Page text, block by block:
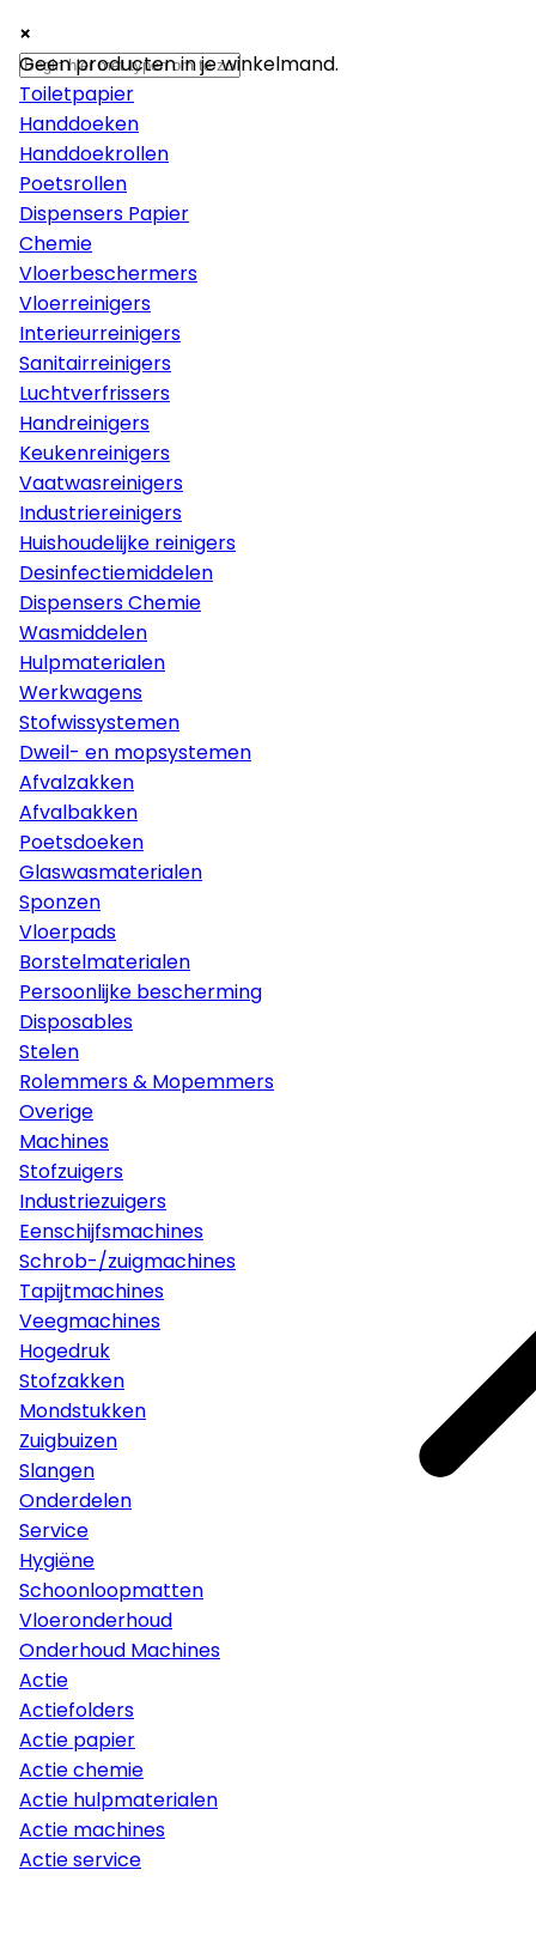
×
Papier
Toiletpapier
Handdoeken
Handdoekrollen
Poetsrollen
Dispensers Papier
Chemie
Vloerbeschermers
Vloerreinigers
Interieurreinigers
Sanitairreinigers
Luchtverfrissers
Handreinigers
Keukenreinigers
Vaatwasreinigers
Industriereinigers
Huishoudelijke reinigers
Desinfectiemiddelen
Dispensers Chemie
Wasmiddelen
Hulpmaterialen
Werkwagens
Stofwissystemen
Dweil- en mopsystemen
Afvalzakken
Afvalbakken
Poetsdoeken
Glaswasmaterialen
Sponzen
Vloerpads
Borstelmaterialen
Persoonlijke bescherming
Disposables
Stelen
Rolemmers & Mopemmers
Overige
Machines
Stofzuigers
Industriezuigers
Eenschijfsmachines
Schrob-/zuigmachines
Tapijtmachines
Veegmachines
Hogedruk
Stofzakken
Mondstukken
Zuigbuizen
Slangen
Onderdelen
Service
Hygiëne
Schoonloopmatten
Vloeronderhoud
Onderhoud Machines
Actie
Actiefolders
Actie papier
Actie chemie
Actie hulpmaterialen
Actie machines
Actie service
×
×
Geen producten in je winkelmand.